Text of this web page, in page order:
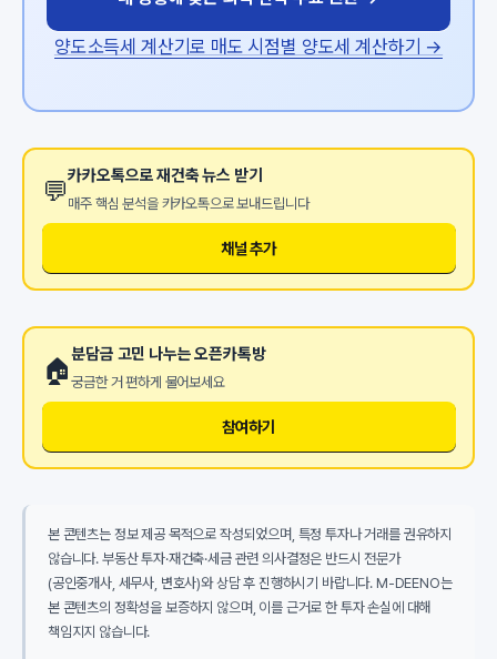
양도소득세 계산기로 매도 시점별 양도세 계산하기 →
💬카카오톡으로 재건축 뉴스 받기
매주 핵심 분석을 카카오톡으로 보내드립니다
채널 추가
🏠분담금 고민 나누는 오픈카톡방
궁금한 거 편하게 물어보세요
참여하기
본 콘텐츠는 정보 제공 목적으로 작성되었으며, 특정 투자나 거래를 권유하지
않습니다. 부동산 투자·재건축·세금 관련 의사결정은 반드시 전문가
(공인중개사, 세무사, 변호사)와 상담 후 진행하시기 바랍니다. M-DEENO는
본 콘텐츠의 정확성을 보증하지 않으며, 이를 근거로 한 투자 손실에 대해
책임지지 않습니다.